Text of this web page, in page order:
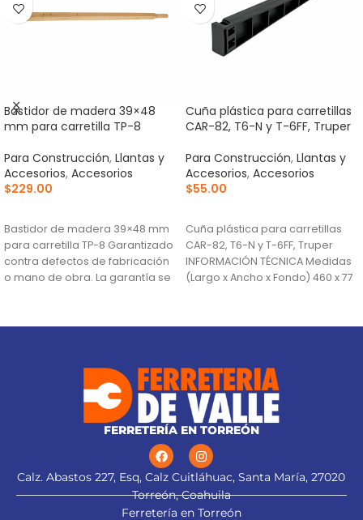
Bastidor de madera 39×48
mm para carretilla TP-8
Para Construcción, Llantas y
Accesorios, Accesorios
$229.00
Bastidor de madera 39×48 mm
para carretilla TP-8 Garantizado
contra defectos de fabricación
o mano de obra. La garantía se
Cuña plástica para carretillas
CAR-82, T6-N y T-6FF, Truper
Para Construcción, Llantas y
Accesorios, Accesorios
$55.00
Cuña plástica para carretillas
CAR-82, T6-N y T-6FF, Truper
INFORMACIÓN TÉCNICA Medidas
(Largo x Ancho x Fondo) 460 x 77
FERRETERÍA EN TORREÓN
Calz. Abastos 227, Esq, Calz Cuitláhuac, Santa María, 27020
Torreón, Coahuila
Ferretería en Torreón